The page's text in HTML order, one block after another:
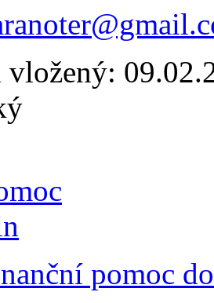
vložený:
pomoc